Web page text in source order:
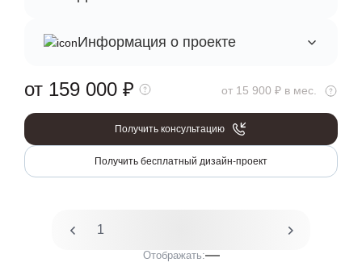
Информация о проекте
от 159 000 ₽ от 15 900 ₽ в мес.
Получить консультацию
Получить бесплатный дизайн-проект
1 2
Отображать: